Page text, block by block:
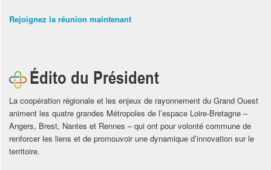
Rejoignez la réunion maintenant
Édito du Président
La coopération régionale et les enjeux de rayonnement du Grand Ouest
animent les quatre grandes Métropoles de l’espace Loire-Bretagne –
Angers, Brest, Nantes et Rennes – qui ont pour volonté commune de
renforcer les liens et de promouvoir une dynamique d’innovation sur le
territoire.